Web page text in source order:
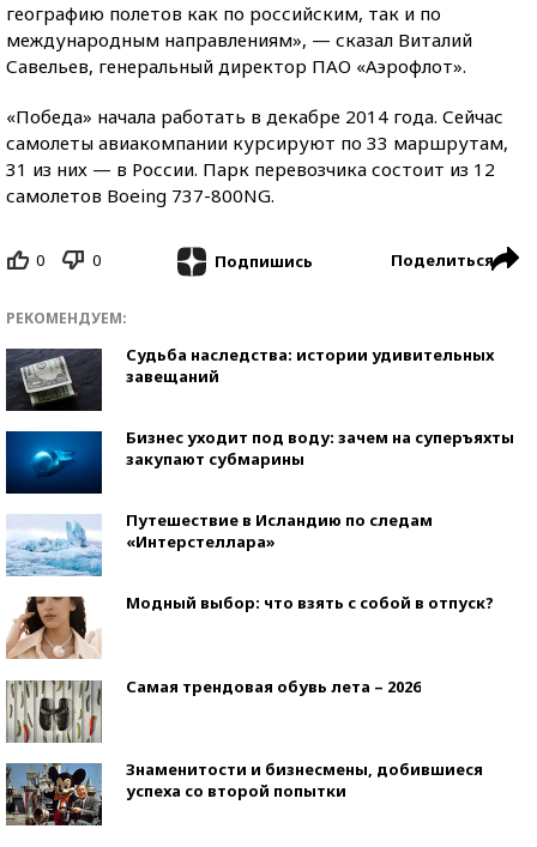
географию полетов как по российским, так и по
международным направлениям», — сказал Виталий
Савельев, генеральный директор ПАО «Аэрофлот».
«Победа» начала работать в декабре 2014 года. Сейчас
самолеты авиакомпании курсируют по 33 маршрутам,
31 из них — в России. Парк перевозчика состоит из 12
самолетов Boeing 737-800NG.
0 0 Подпишись Поделиться
РЕКОМЕНДУЕМ:
Судьба наследства: истории удивительных
завещаний
Бизнес уходит под воду: зачем на суперъяхты
закупают субмарины
Путешествие в Исландию по следам
«Интерстеллара»
Модный выбор: что взять с собой в отпуск?
Самая трендовая обувь лета – 2026
Знаменитости и бизнесмены, добившиеся
успеха со второй попытки